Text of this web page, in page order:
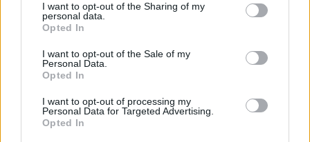
I want to opt-out of the Sharing of my
personal data.
Opted In
I want to opt-out of the Sale of my
Personal Data.
Opted In
I want to opt-out of processing my
Personal Data for Targeted Advertising.
Opted In